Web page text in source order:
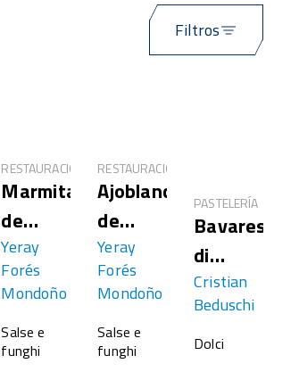
Filtros
RESTAURACIÓN
Marmitako
de
bonito
del
norte
Yeray
Forés
Mondoño
Salse e
funghi
RESTAURACIÓN
Ajoblanco
de
melón
con
jamón
Yeray
Forés
Mondoño
Salse e
funghi
PASTELERÍA
Bavarese
di
burrata
Cristian
Beduschi
Dolci